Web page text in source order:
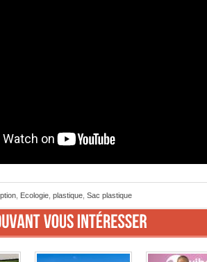
Ecologie plastique Sac plastique